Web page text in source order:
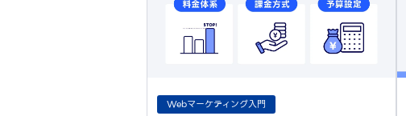
Webマーケティング入門